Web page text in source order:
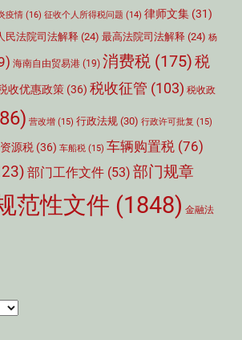
疫情 (16) 征收个人所得税问题 (14) 律师文集 (31)
民法院司法解释 (24) 最高法院司法解释 (24) 杨
海南自由贸易港 (19) 消费税 (175)税
收优惠政策 (36) 税收征管 (103) 税收政
营改增 (15) 行政法规 (30) 行政许可批复 (15)
资源税 (36) 车船税 (15) 车辆购置税 (76)
部门工作文件 (53) 部门规章
范性文件 (1848) 金融法